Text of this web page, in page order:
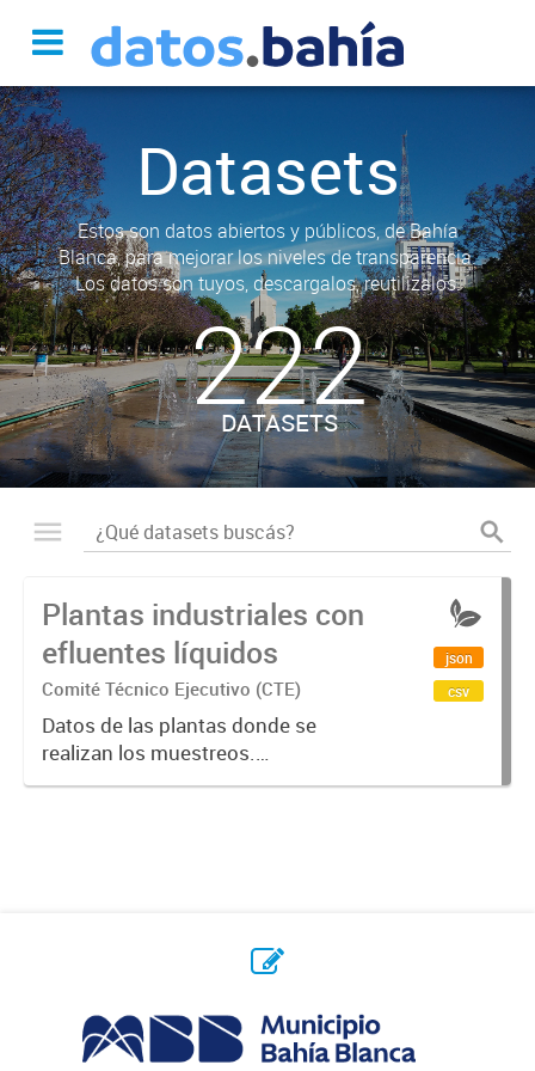
Datasets
Estos son datos abiertos y públicos, de Bahía
Blanca, para mejorar los niveles de transparencia.
Los datos son tuyos, descargalos, reutilizalos.
222
DATASETS
Plantas industriales con
efluentes líquidos
Comité Técnico Ejecutivo (CTE)
Datos de las plantas donde se
realizan los muestreos.
Identificación (planta_id),
json
csv